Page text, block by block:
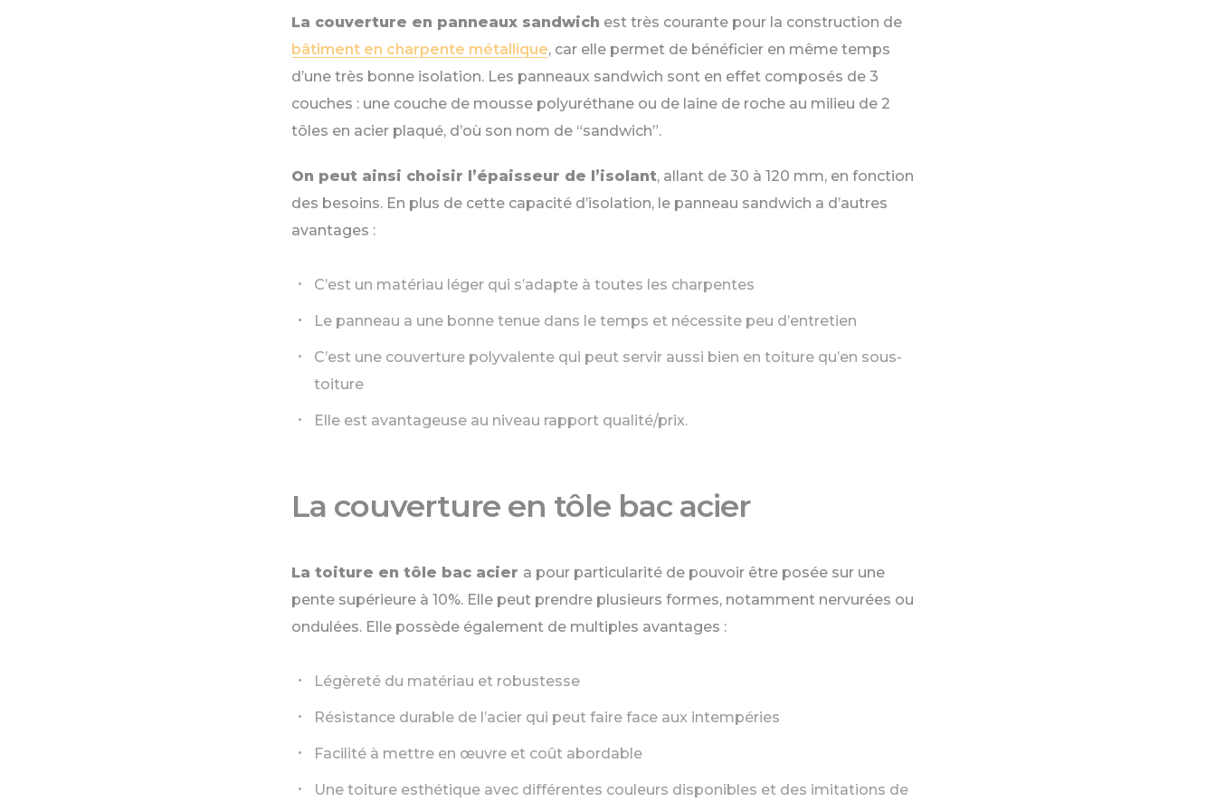
La couverture en panneaux sandwich est très courante pour la construction de
bâtiment en charpente métallique, car elle permet de bénéficier en même temps
d’une très bonne isolation. Les panneaux sandwich sont en effet composés de 3
couches : une couche de mousse polyuréthane ou de laine de roche au milieu de 2
tôles en acier plaqué, d’où son nom de “sandwich”.
On peut ainsi choisir l’épaisseur de l’isolant, allant de 30 à 120 mm, en fonction
des besoins. En plus de cette capacité d’isolation, le panneau sandwich a d’autres
avantages :
C’est un matériau léger qui s’adapte à toutes les charpentes
Le panneau a une bonne tenue dans le temps et nécessite peu d’entretien
C’est une couverture polyvalente qui peut servir aussi bien en toiture qu’en sous-
toiture
Elle est avantageuse au niveau rapport qualité/prix.
La couverture en tôle bac acier
La toiture en tôle bac acier a pour particularité de pouvoir être posée sur une
pente supérieure à 10%. Elle peut prendre plusieurs formes, notamment nervurées ou
ondulées. Elle possède également de multiples avantages :
Légèreté du matériau et robustesse
Résistance durable de l’acier qui peut faire face aux intempéries
Facilité à mettre en œuvre et coût abordable
Une toiture esthétique avec différentes couleurs disponibles et des imitations de